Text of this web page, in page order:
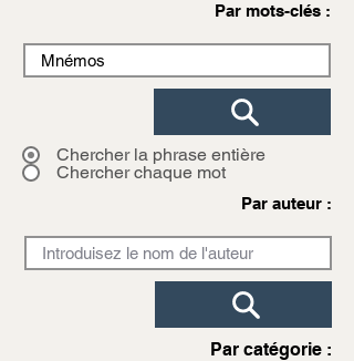
Par mots-clés :
Chercher la phrase entière
Chercher chaque mot
Par auteur :
Par catégorie :